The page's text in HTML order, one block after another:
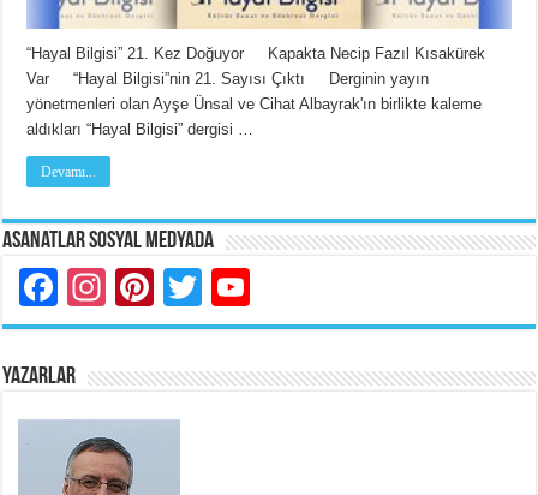
“Hayal Bilgisi” 21. Kez Doğuyor Kapakta Necip Fazıl Kısakürek
Var “Hayal Bilgisi”nin 21. Sayısı Çıktı Derginin yayın
yönetmenleri olan Ayşe Ünsal ve Cihat Albayrak'ın birlikte kaleme
aldıkları “Hayal Bilgisi” dergisi …
Devamı...
Asanatlar Sosyal Medyada
Facebook
Instagram
Pinterest
Twitter
YAZARLAR